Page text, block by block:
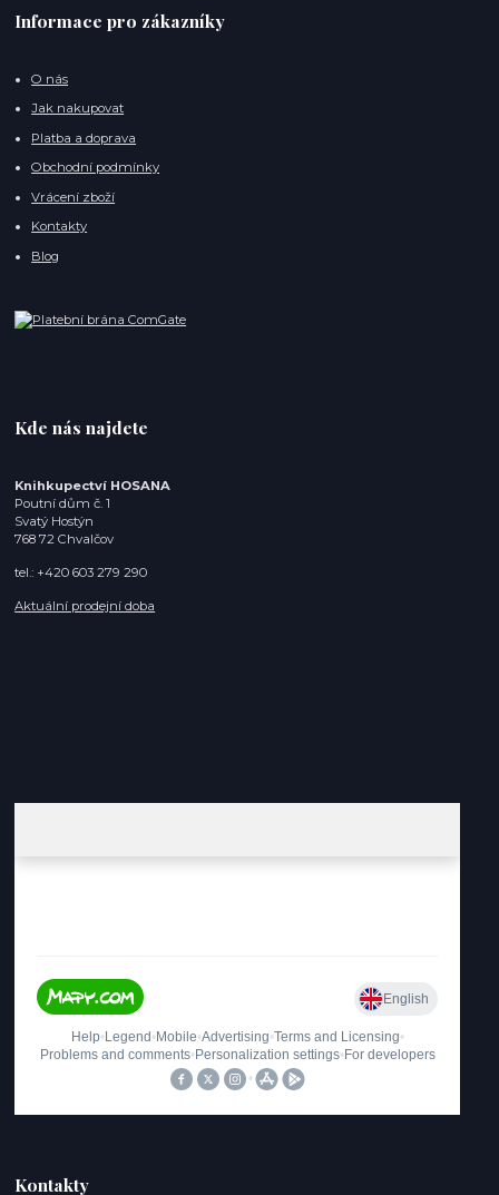
Informace pro zákazníky
O nás
Jak nakupovat
Platba a doprava
Obchodní podmínky
Vrácení zboží
Kontakty
Blog
Kde nás najdete
Knihkupectví HOSANA
Poutní dům č. 1
Svatý Hostýn
768 72 Chvalčov
tel.: +420 603 279 290
Aktuální prodejní doba
Kontakty